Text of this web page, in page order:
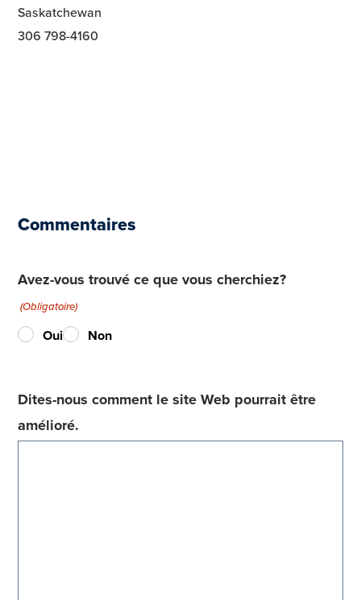
Saskatchewan
306 798-4160
Commentaires
Avez-vous trouvé ce que vous cherchiez?
(Obligatoire)
Oui Non
Dites-nous comment le site Web pourrait être
amélioré.